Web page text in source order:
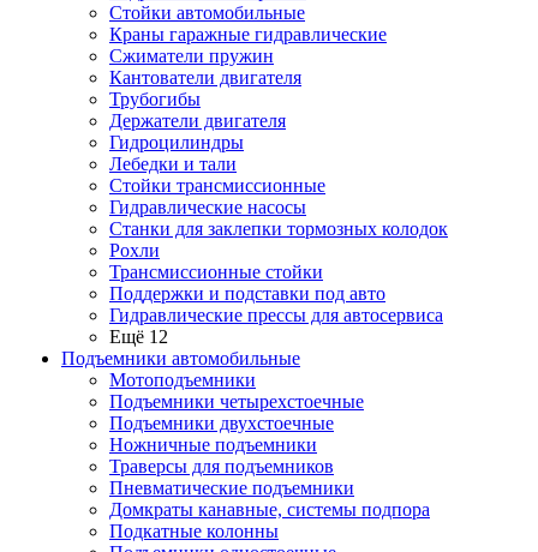
Стойки автомобильные
Краны гаражные гидравлические
Сжиматели пружин
Кантователи двигателя
Трубогибы
Держатели двигателя
Гидроцилиндры
Лебедки и тали
Стойки трансмиссионные
Гидравлические насосы
Cтанки для заклепки тормозных колодок
Рохли
Трансмиссионные стойки
Поддержки и подставки под авто
Гидравлические прессы для автосервиса
Ещё 12
Подъемники автомобильные
Мотоподъемники
Подъемники четырехстоечные
Подъемники двухстоечные
Ножничные подъемники
Траверсы для подъемников
Пневматические подъемники
Домкраты канавные, системы подпора
Подкатные колонны